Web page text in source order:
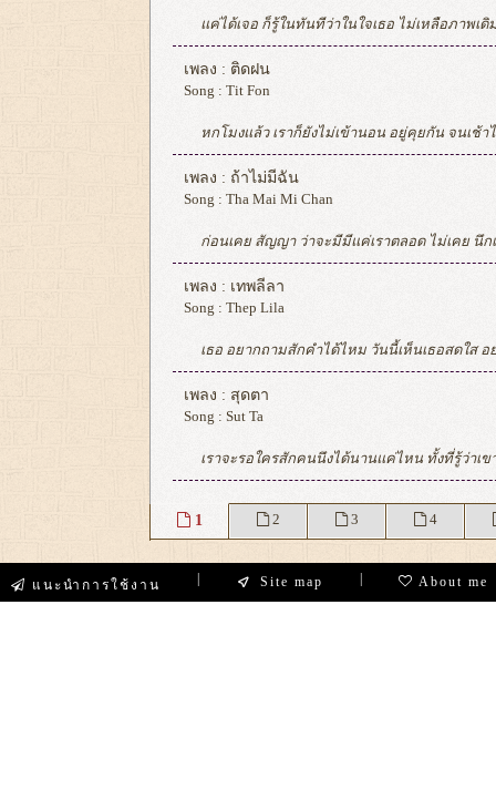
แค่ได้เจอ ก็รู้ในทันทีว่าในใจเธอ ไม่เหลือภาพเดิมเดิม ในวันนั้นเราฝันหา ถึงงานวิวาห์ ในวันนี้ในแววตา เธอเพียงแค่ต้องการลา ไม่เป็นไร ก็รู้และเข้าใจ เธอเก็บออกไป ข้าวของฉันในใจ ทุกความรู้สึกทุกคำ ทุกความทรงจำ ทุกสิ่งที่เธอเคยทำ เธอคงไม่ต้องการมัน เธอไม่ต้องบอกหรอกว่าเธอจะลา ไม่ต้องมาบอกหรอกว่ามีน้ำตา ฉันจะนับในใจ ไปซ่อนไว้ให้ไกลและไม่ต้องกลับมา ไม่ใช่เธอก็ไม่เป็นไรหรอกนะ ไม่ต้องทนอยู่เพื่อรอวันจากลา ไม่ว่าเธออยู่ที่ใดจะไม่ตามหา ah... ah... won't find you ไม่ใช่เธอก็ไม่เป็น
เพลง : ติดฝน
Song : Tit Fon
หกโมงแล้ว เราก็ยังไม่เข้านอน อยู่คุยกัน จนเช้าไม่ได้พักผ่อน ฝนโปรยลงมาโปรดจงช่วยยืดเวลาจะได้ไหม ดื่มกาแฟ กับฉันอีกสักแก้วหนึ่ง อยู่อีกนิด netflix อีกสักเรื่องหนึ่ง แค่เราสบตาอยากให้เข็มนาฬิกาเดินช้าช้า เธอต้องไปรึยังอยากให้ฝนนานกว่านี้จัง เธอจะเบื่อรึยังที่ต้องใช้ชีวิตด้ว
เพลง : ถ้าไม่มีฉัน
Song : Tha Mai Mi Chan
ก่อนเคย สัญญา ว่าจะมีมีแค่เราตลอด ไม่เคย นึกเลย โลกแห่งความจริงช่างร้ายกาจ ก่อนเคย เข้าใจ สุขในใจมันไม่มีวันจาก ไม่เคย คิดเลย โลกแห่งความจริงนั้นช่างประหลาด เธอจะเสียใจรึเปล่า ถ้าเรา ไม่เจอเหมือนเก่า ถ้ามองมาแล้วมันว่างเปล่า ถ้าฉัน หายไป ถ้าไม่มีฉัน อยากจะรู้จริงจริงว่าเธอจะอยู่ได้หรือเปล่า ก่อนเคยผ่าน เรื่องราวที่มีความสุข และทุกข์ใจ ฤดูร้อนกำลังจะผ่าน ทุกใบไม้ต้องมีร่วงโรยและผลิใบ ก่อนท้องฟ้าจะสดใส เธอยืนตาก
เพลง : เทพลีลา
Song : Thep Lila
เธอ อยากถามสักคำได้ไหม วันนี้เห็นเธอสดใส อยากถามเรื่องใจของเธอ กับเค้า เธอนั้นก็ดูหวั่นไหว กับฉันก็ดูคลั่งไคล้ ไม่รู้คำตอบของเธอ แปลก ที่ ฉันไม่เคยอยากถามให้ลำบากใจ แต่ จะ ถามซักคำหนึ่งคำเธอพร้อมตอบไหม ถ้าเธอไม่รักก็บอกเลย ว่ารักก็บอกมาเลย จะได้รู้เอายังไงกั
เพลง : สุดตา
Song : Sut Ta
เราจะรอใครสักคนนึงได้นานแค่ไหน ทั้งที่รู้ว่าเขาคนนั้นจะไม่กลับ มา หวังสิ่งที่ไม่เป็นจริงคืองมงายใช่ไหม แต่ความหวังก็ทำให้ฉันนั้นเป็นสุข ใจ วันเวลายาวนานเท่าไรฉันยังมีความหวั
1 2 3 4
แนะนำการใช้งาน Site map About me